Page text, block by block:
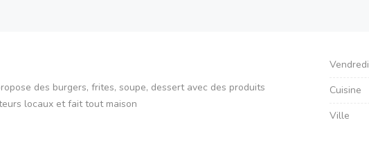
des burgers, frites, soupe, dessert avec des produits
locaux et fait tout maison
Vendredi
Cuisine
Ville